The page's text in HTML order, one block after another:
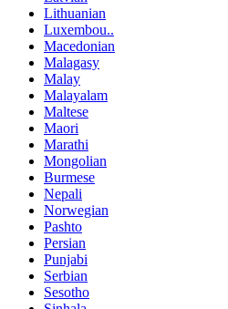
Lithuanian
Luxembou..
Macedonian
Malagasy
Malay
Malayalam
Maltese
Maori
Marathi
Mongolian
Burmese
Nepali
Norwegian
Pashto
Persian
Punjabi
Serbian
Sesotho